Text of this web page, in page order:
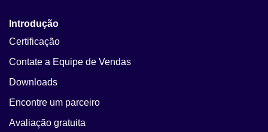
Introdução
Certificação
Contate a Equipe de Vendas
Downloads
Encontre um parceiro
Avaliação gratuita